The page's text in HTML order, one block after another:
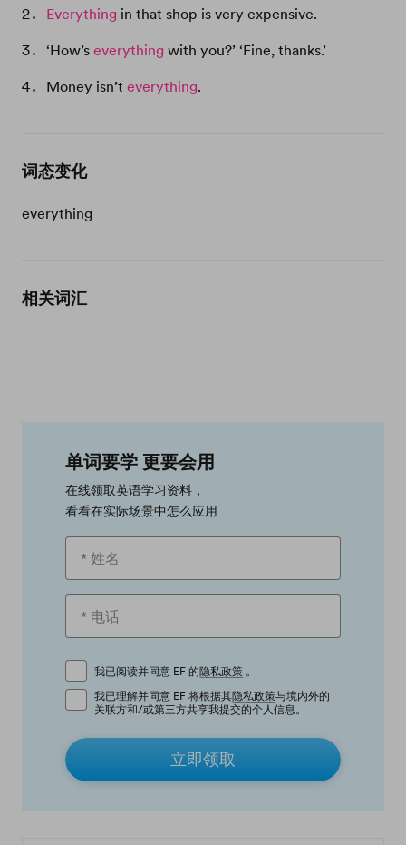
Everything in that shop is very expensive.
‘How’severything with you?’ ‘Fine, thanks.’
Money isn’t everything.
词态变化
everything
相关词汇
单词要学 更要会用
在线领取英语学习资料，
看看在实际场景中怎么应用
我已阅读并同意 EF 的隐私政策 。
我已理解并同意 EF 将根据其隐私政策与境内外的
关联方和/或第三方共享我提交的个人信息。
立即领取